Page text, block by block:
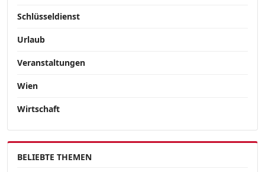
Schlüsseldienst
Urlaub
Veranstaltungen
Wien
Wirtschaft
BELIEBTE THEMEN